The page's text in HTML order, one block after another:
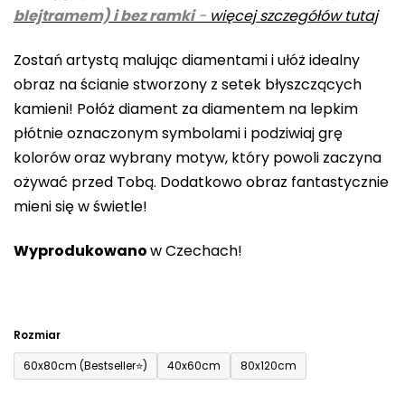
blejtramem) i bez ramki- więcej szczegółów tutaj
Zostań artystą malując diamentami i ułóż idealny
obraz na ścianie stworzony z setek błyszczących
kamieni! Połóż diament za diamentem na lepkim
płótnie oznaczonym symbolami i podziwiaj grę
kolorów oraz wybrany motyw, który powoli zaczyna
ożywać przed Tobą. Dodatkowo obraz fantastycznie
mieni się w świetle!
Wyprodukowanow Czechach!
Rozmiar
60x80cm (Bestseller⭐)
40x60cm 80x120cm
wynosi
na
5
gwiazdek.